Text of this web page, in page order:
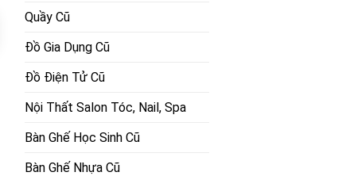
Quầy Cũ
Đồ Gia Dụng Cũ
Đồ Điện Tử Cũ
Nội Thất Salon Tóc, Nail, Spa
Bàn Ghế Học Sinh Cũ
Bàn Ghế Nhựa Cũ